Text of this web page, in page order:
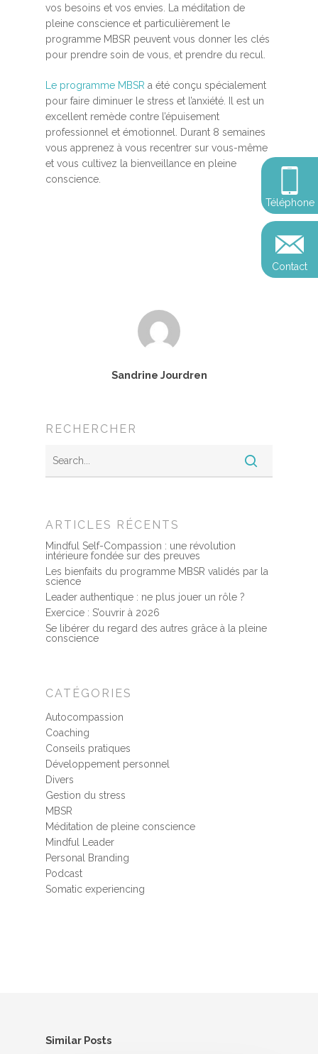
vos besoins et vos envies. La méditation de
pleine conscience et particulièrement le
programme MBSR peuvent vous donner les clés
pour prendre soin de vous, et prendre du recul.
Le programme MBSR a été conçu spécialement
pour faire diminuer le stress et l’anxiété. Il est un
excellent remède contre l’épuisement
professionnel et émotionnel. Durant 8 semaines
vous apprenez à vous recentrer sur vous-même
et vous cultivez la bienveillance en pleine
conscience.
Sandrine Jourdren
RECHERCHER
ARTICLES RÉCENTS
Mindful Self-Compassion : une révolution
intérieure fondée sur des preuves
Les bienfaits du programme MBSR validés par la
science
Leader authentique : ne plus jouer un rôle ?
Exercice : S’ouvrir à 2026
Se libérer du regard des autres grâce à la pleine
conscience
CATÉGORIES
Autocompassion
Coaching
Conseils pratiques
Développement personnel
Divers
Gestion du stress
MBSR
Méditation de pleine conscience
Mindful Leader
Personal Branding
Podcast
Somatic experiencing
Similar Posts
Téléphone
Contact
Méditation
MBSR
Méditation pleine
Stage de méditation
Retraite de pleine
Calendrier
Devenir praticien en
de pleine conscience
Thérapie :
Somatic Experiencing
Thérapie
Somatic Expériencing
Entreprise
Programmes
Révelez votre
Conférences
Développement
personnel
Révelez votre
votre impact
Reconversion et
professionnelle
et découvrir